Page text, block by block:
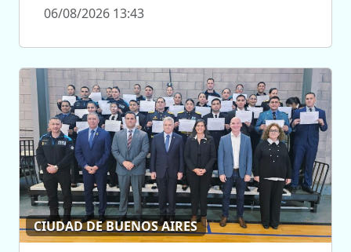
06/08/2026 13:43
CIUDAD DE BUENOS AIRES